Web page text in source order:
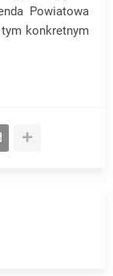
Powiatowa
konkretnym